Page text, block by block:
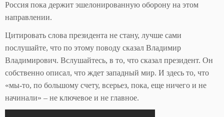
Россия пока держит эшелонированную оборону на этом
направлении.
Цитировать слова президента не стану, лучше сами
послушайте, что по этому поводу сказал Владимир
Владимирович. Вслушайтесь, в то, что сказал президент. Он
собственно описал, что ждет западный мир. И здесь то, что
«мы-то, по большому счету, всерьез, пока, еще ничего и не
начинали» – не ключевое и не главное.